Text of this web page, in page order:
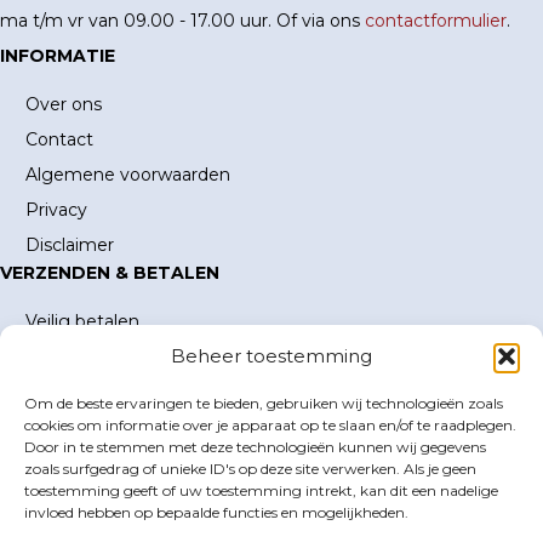
Beheer toestemming
Om de beste ervaringen te bieden, gebruiken wij technologieën zoals
cookies om informatie over je apparaat op te slaan en/of te raadplegen.
Door in te stemmen met deze technologieën kunnen wij gegevens
zoals surfgedrag of unieke ID's op deze site verwerken. Als je geen
toestemming geeft of uw toestemming intrekt, kan dit een nadelige
invloed hebben op bepaalde functies en mogelijkheden.
ma t/m vr van 09.00 - 17.00 uur. Of via ons contactformulier.
INFORMATIE
Over ons
Contact
Algemene voorwaarden
Privacy
Disclaimer
VERZENDEN & BETALEN
Veilig betalen
Verzending en verzendkosten
MIJN ACCOUNT
Mijn account
Winkelwagen